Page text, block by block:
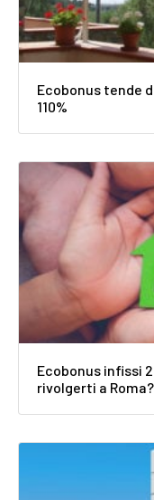
Ecobonus tende
110%
Ecobonus infissi
rivolgerti a Roma?